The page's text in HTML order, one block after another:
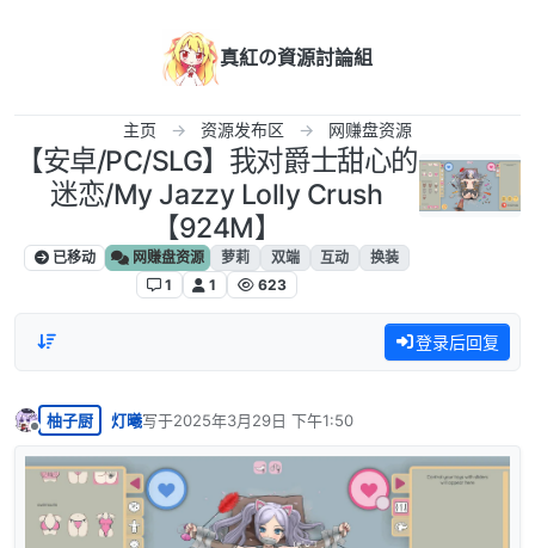
真紅の資源討論組
主页 资源发布区 网赚盘资源
【安卓/PC/SLG】我对爵士甜心的
迷恋/My Jazzy Lolly Crush
【924M】
已移动 网赚盘资源 萝莉 双端 互动
换装
1
1 623
登录后回复
离线
柚子厨 灯曦写于2025年3月29日 下午1:50
最后由 编辑